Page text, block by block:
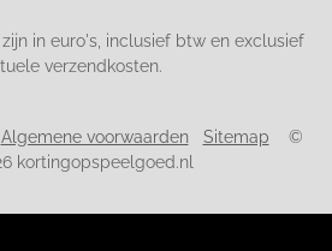
in euro's, inclusief btw en exclusief
verzendkosten.
Algemene voorwaarden Sitemap ©
kortingopspeelgoed.nl